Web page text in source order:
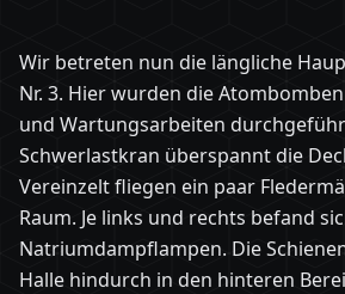
Wir betreten nun die längliche
Nr. 3. Hier wurden die
und Wartungsarbeiten
Schwerlastkran überspannt die
Vereinzelt fliegen ein paar
Raum. Je links und rechts befand
Natriumdampflampen. Die
Halle hindurch in den hinteren